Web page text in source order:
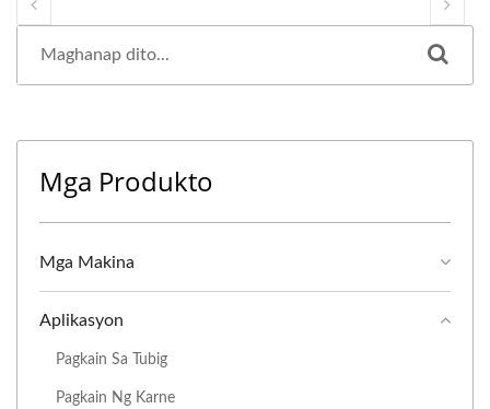
Mga Produkto
Mga Makina
Aplikasyon
Pagkain Sa Tubig
Pagkain Ng Karne